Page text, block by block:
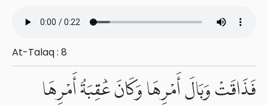
At-Talaq : 8
فَذَاقَتْ وَبَالَ أَمْرِهَا وَكَانَ عَٰقِبَةُ أَمْرِهَا